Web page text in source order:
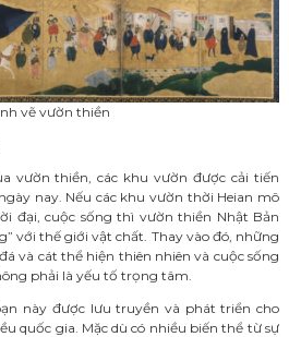
vẽ vườn thiền
vườn thiền, các khu vườn được cải tiến
nay. Nếu các khu vườn thời Heian mô
đại, cuộc sống thì vườn thiền Nhật Bản
với thế giới vật chất. Thay vào đó, những
và cát thể hiện thiên nhiên và cuộc sống
phải là yếu tố trọng tâm.
này được lưu truyền và phát triển cho
quốc gia. Mặc dù có nhiều biến thể từ sự